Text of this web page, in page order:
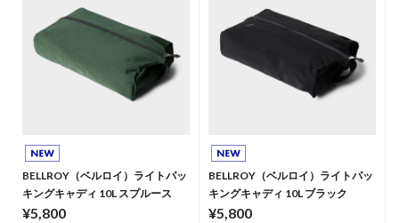
BELLROY（ベルロイ）ライトパッ
キングキャディ 10L スプルース
¥5,800
BELLROY（ベルロイ）ライトパッ
キングキャディ 10L ブラック
¥5,800